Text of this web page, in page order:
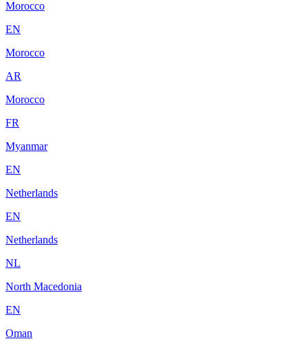
Morocco
EN
Morocco
AR
Morocco
FR
Myanmar
EN
Netherlands
EN
Netherlands
NL
North Macedonia
EN
Oman